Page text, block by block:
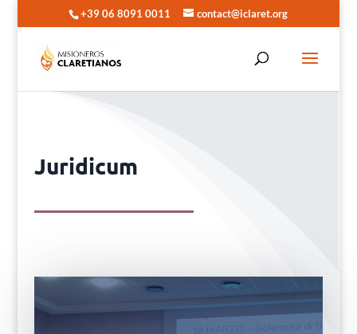
+39 06 8091 0011 contact@iclaret.org
Juridicum